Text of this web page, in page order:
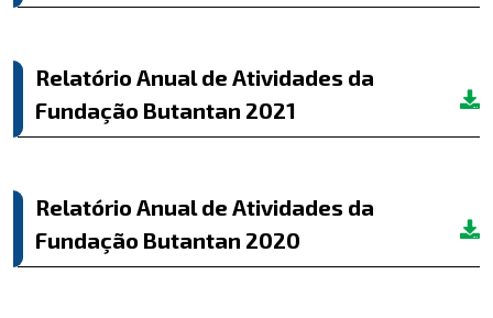
Relatório Anual de Atividades da
Fundação Butantan 2021
Relatório Anual de Atividades da
Fundação Butantan 2020